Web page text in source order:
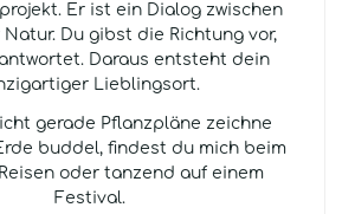
Er ist ein Dialog zwischen
Du gibst die Richtung vor,
Daraus entsteht dein
Lieblingsort.
gerade Pflanzpläne zeichne
buddel, findest du mich beim
oder tanzend auf einem
Festival.